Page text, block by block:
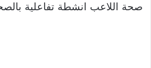
صحة اللاعب انشطة تفاعلية